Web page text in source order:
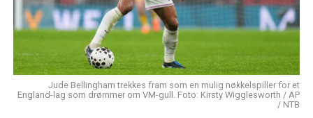
Jude Bellingham trekkes fram som en mulig nøkkelspiller for et
England-lag som drømmer om VM-gull. Foto: Kirsty Wigglesworth / AP
/ NTB